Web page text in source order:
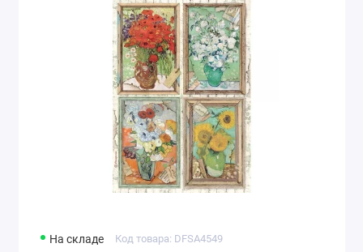
На складе Код товара: DFSA4549